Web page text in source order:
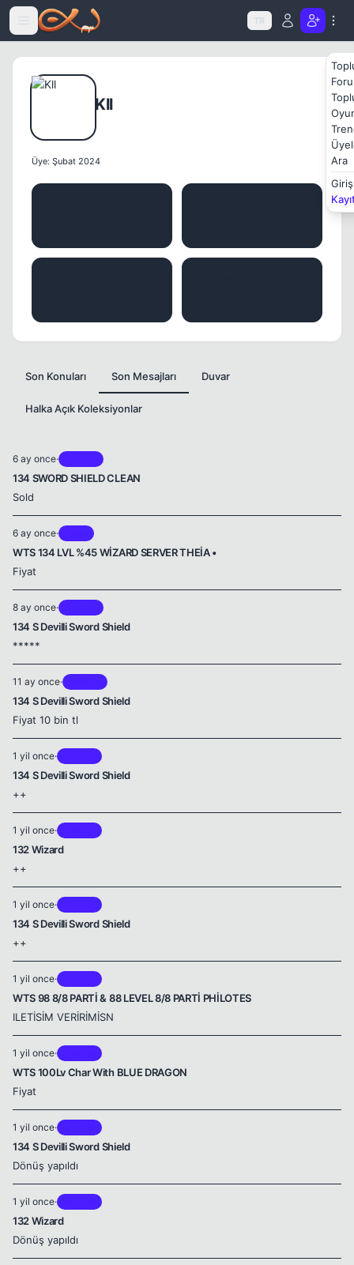
Icerige atla
TR
Ara
Giriş
Kll
Üye: Şubat 2024
Son Konuları Son Mesajları Duvar
Halka Açık Koleksiyonlar
6 ay once·
134 SWORD SHIELD CLEAN
Sold
6 ay once·
WTS 134 LVL %45 WİZARD SERVER THEİA •
Fiyat
8 ay once·
134 S Devilli Sword Shield
*****
11 ay once·
134 S Devilli Sword Shield
Fiyat 10 bin tl
1 yil once·
134 S Devilli Sword Shield
++
1 yil once·
132 Wizard
++
1 yil once·
134 S Devilli Sword Shield
++
1 yil once·
WTS 98 8/8 PARTİ & 88 LEVEL 8/8 PARTİ PHİLOTES
ILETİSİM VERİRİMİSN
1 yil once·
WTS 100Lv Char With BLUE DRAGON
Fiyat
1 yil once·
134 S Devilli Sword Shield
Dönüş yapıldı
1 yil once·
132 Wizard
Dönüş yapıldı